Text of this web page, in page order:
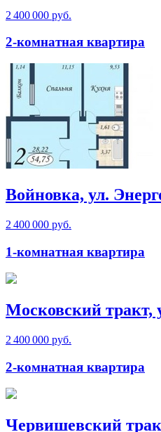
2 400 000 руб.
2-комнатная квартира
Войновка, ул.
2 400 000 руб.
1-комнатная квартира
Московский тракт,
2 400 000 руб.
2-комнатная квартира
Червишевский